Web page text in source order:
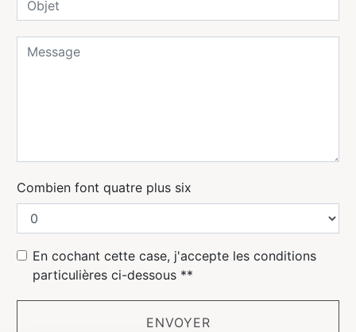
Combien font quatre plus six
En cochant cette case, j'accepte les conditions
particulières ci-dessous **
ENVOYER